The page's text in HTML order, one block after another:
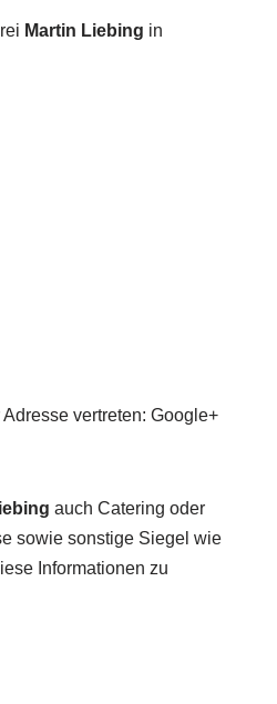
Martin Liebing in
vertreten: Google+
auch Catering oder
sowie sonstige Siegel wie
Informationen zu